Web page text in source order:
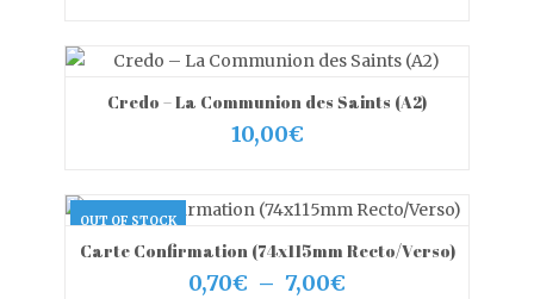
0,80€
8,00€
VIEW MORE
Credo – La Communion des Saints (A2)
10,00€
OUT OF STOCK
VIEW MORE
Carte Confirmation (74x115mm Recto/Verso)
0,70€ – 7,00€